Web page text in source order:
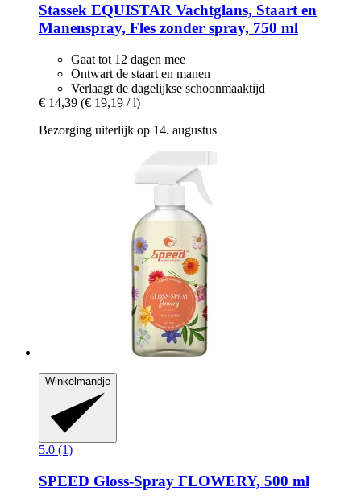
Stassek EQUISTAR Vachtglans, Staart en
Manenspray, Fles zonder spray, 750 ml
Gaat tot 12 dagen mee
Ontwart de staart en manen
Verlaagt de dagelijkse schoonmaaktijd
€ 14,39 (€ 19,19 / l)
Bezorging uiterlijk op 14. augustus
Winkelmandje
5.0 (1)
SPEED Gloss-​Spray FLOWERY, 500 ml